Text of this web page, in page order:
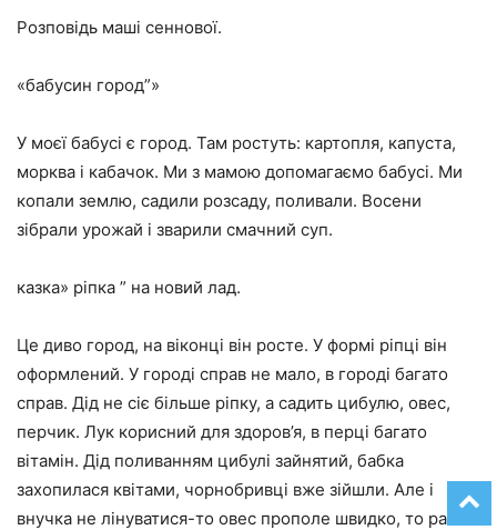
Розповідь маші сеннової.
«бабусин город”»
У моєї бабусі є город. Там ростуть: картопля, капуста,
морква і кабачок. Ми з мамою допомагаємо бабусі. Ми
копали землю, садили розсаду, поливали. Восени
зібрали урожай і зварили смачний суп.
казка» ріпка ” на новий лад.
Це диво город, на віконці він росте. У формі ріпці він
оформлений. У городі справ не мало, в городі багато
справ. Дід не сіє більше ріпку, а садить цибулю, овес,
перчик. Лук корисний для здоров’я, в перці багато
вітамін. Дід поливанням цибулі зайнятий, бабка
захопилася квітами, чорнобривці вже зійшли. Але і
внучка не лінуватися-то овес прополе швидко, то разом